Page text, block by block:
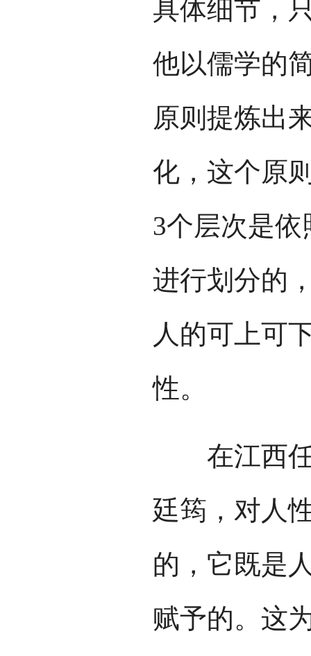
具体细节，
他以儒学的
原则提炼出
化，这个原
3个层次是
进行划分的
人的可上可
性。
在江西任
廷筠，对人
的，它既是
赋予的。这